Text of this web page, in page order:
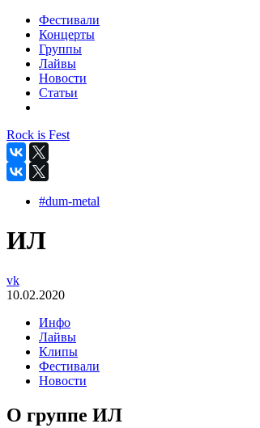
Фестивали
Концерты
Группы
Лайвы
Новости
Статьи
Rock is Fest
#dum-metal
ИЛ
vk
10.02.2020
Инфо
Лайвы
Клипы
Фестивали
Новости
О группе ИЛ